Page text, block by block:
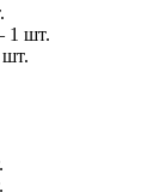
1 шт.
шт.